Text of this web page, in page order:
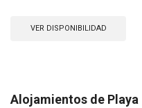
VER DISPONIBILIDAD
Alojamientos de Playa